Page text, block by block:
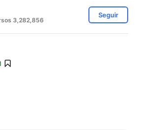
3,282,856
Seguir